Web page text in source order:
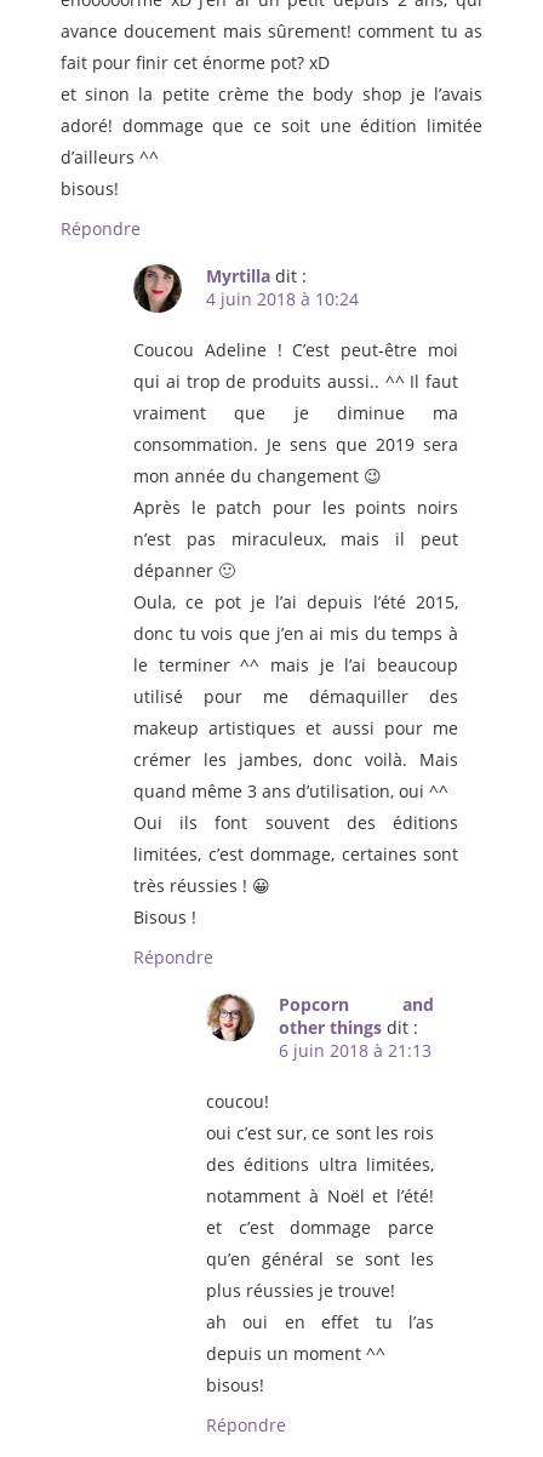
avance doucement mais sûrement! comment tu as
fait pour finir cet énorme pot? xD
et sinon la petite crème the body shop je l’avais
adoré! dommage que ce soit une édition limitée
d’ailleurs ^^
bisous!
Répondre
Myrtilla dit :
4 juin 2018 à 10:24
Coucou Adeline ! C’est peut-être moi
qui ai trop de produits aussi.. ^^ Il faut
vraiment que je diminue ma
consommation. Je sens que 2019 sera
mon année du changement 😉
Après le patch pour les points noirs
n’est pas miraculeux, mais il peut
dépanner 🙂
Oula, ce pot je l’ai depuis l’été 2015,
donc tu vois que j’en ai mis du temps à
le terminer ^^ mais je l’ai beaucoup
utilisé pour me démaquiller des
makeup artistiques et aussi pour me
crémer les jambes, donc voilà. Mais
quand même 3 ans d’utilisation, oui ^^
Oui ils font souvent des éditions
limitées, c’est dommage, certaines sont
très réussies ! 😀
Bisous !
Répondre
Popcorn and
other things dit :
6 juin 2018 à 21:13
coucou!
oui c’est sur, ce sont les rois
des éditions ultra limitées,
notamment à Noël et l’été!
et c’est dommage parce
qu’en général se sont les
plus réussies je trouve!
ah oui en effet tu l’as
depuis un moment ^^
bisous!
Répondre